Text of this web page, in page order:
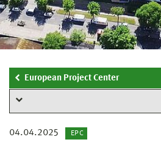
European Project Center
04.04.2025 EPC